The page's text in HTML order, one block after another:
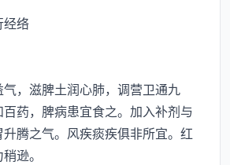
络
，滋脾土润心肺，调营卫通九
药，脾病患宜食之。加入补剂与
腾之气。风疾痰疾俱非所宜。红
逊。